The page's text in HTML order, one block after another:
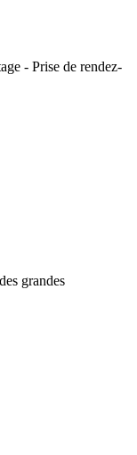
- Prise de rendez-
grandes